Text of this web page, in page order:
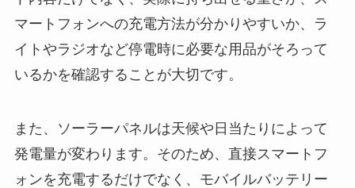
マートフォンへの充電方法が分かりやすいか、ラ
イトやラジオなど停電時に必要な用品がそろって
いるかを確認することが大切です。
また、ソーラーパネルは天候や日当たりによって
発電量が変わります。そのため、直接スマートフ
ォンを充電するだけでなく、モバイルバッテリー